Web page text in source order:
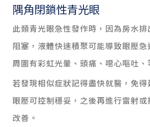
隅角閉鎖性青光眼
此類青光眼急性發作時，因為房水
阻塞，液體快速積聚可能導致眼壓
周圍有彩虹光暈、頭痛、噁心嘔吐、
若發現相似症狀記得盡快就醫，免
眼壓可控制穩妥，之後再進行雷射
改善。